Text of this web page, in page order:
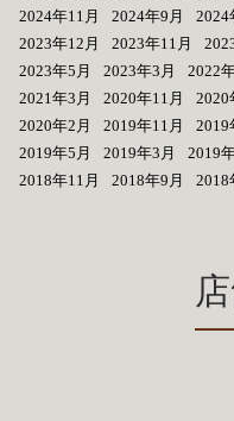
2024年11月
2024年9月 2024
2023年12月
2023年11月
2023年5月
2023年3月 2022
2021年3月
2020年11月 2020
2020年2月
2019年11月 2019
2019年5月
2019年3月 2019
2018年11月
2018年9月 2018